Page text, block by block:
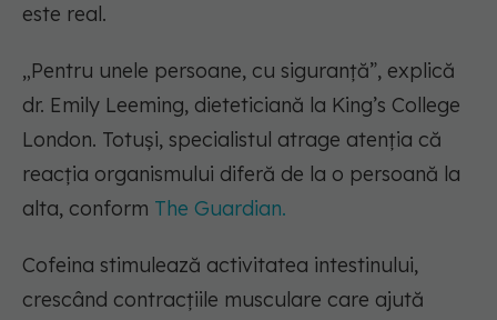
este real.
„Pentru unele persoane, cu siguranță”, explică
dr. Emily Leeming, dieteticiană la King’s College
London. Totuși, specialistul atrage atenția că
reacția organismului diferă de la o persoană la
alta, conform The Guardian.
Cofeina stimulează activitatea intestinului,
crescând contracțiile musculare care ajută